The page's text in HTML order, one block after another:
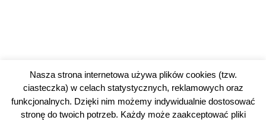
Nasza strona internetowa używa plików cookies (tzw.
ciasteczka) w celach statystycznych, reklamowych oraz
funkcjonalnych. Dzięki nim możemy indywidualnie dostosować
stronę do twoich potrzeb. Każdy może zaakceptować pliki